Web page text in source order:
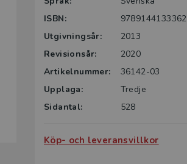
ISBN:
9789144133362
Utgivningsår:
2013
Revisionsår:
2020
Artikelnummer:
36142-03
Upplaga:
Tredje
Sidantal:
528
Köp- och leveransvillkor